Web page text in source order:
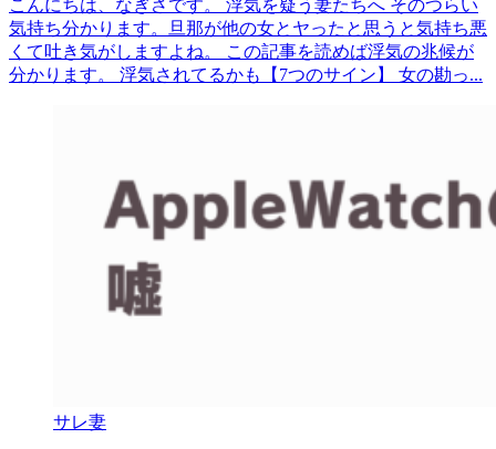
こんにちは、なぎさです。 浮気を疑う妻たちへ そのつらい
気持ち分かります。旦那が他の女とヤったと思うと気持ち悪
くて吐き気がしますよね。 この記事を読めば浮気の兆候が
分かります。 浮気されてるかも【7つのサイン】 女の勘っ...
サレ妻